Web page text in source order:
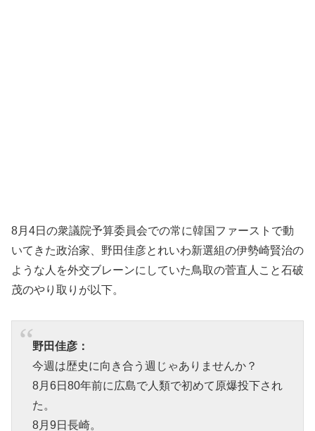
8月4日の衆議院予算委員会での常に韓国ファーストで動
いてきた政治家、野田佳彦とれいわ新選組の伊勢崎賢治の
ような人を外交ブレーンにしていた鳥取の菅直人こと石破
茂のやり取りが以下。
野田佳彦：
今週は歴史に向き合う週じゃありませんか？
8月6日80年前に広島で人類で初めて原爆投下され
た。
8月9日長崎。